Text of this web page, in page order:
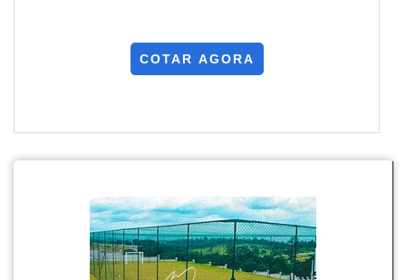
COTAR AGORA